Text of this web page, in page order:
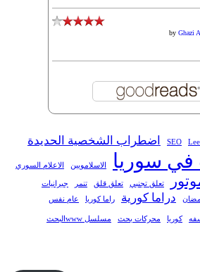
by Ghazi
SEO اضطراب الشخصية الحديدة
في سوريا الاسلامويين الاعلام السوري
تعلق تجنبي تعلق قلق تنمر
جبرانيات
دراما كورية راما كوريا عام نفس
كوريا محركات بحث
مسلسل wwwالبحث